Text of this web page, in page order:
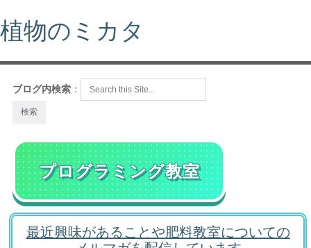
植物のミカタ
ブログ内検索 ：
プログラミング教室
最近興味があることや肥料教室についての